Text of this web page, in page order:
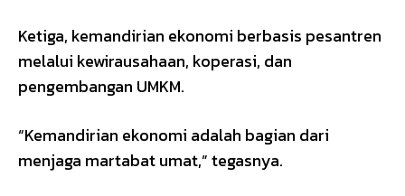
Ketiga, kemandirian ekonomi berbasis pesantren
melalui kewirausahaan, koperasi, dan
pengembangan UMKM.
“Kemandirian ekonomi adalah bagian dari
menjaga martabat umat,” tegasnya.